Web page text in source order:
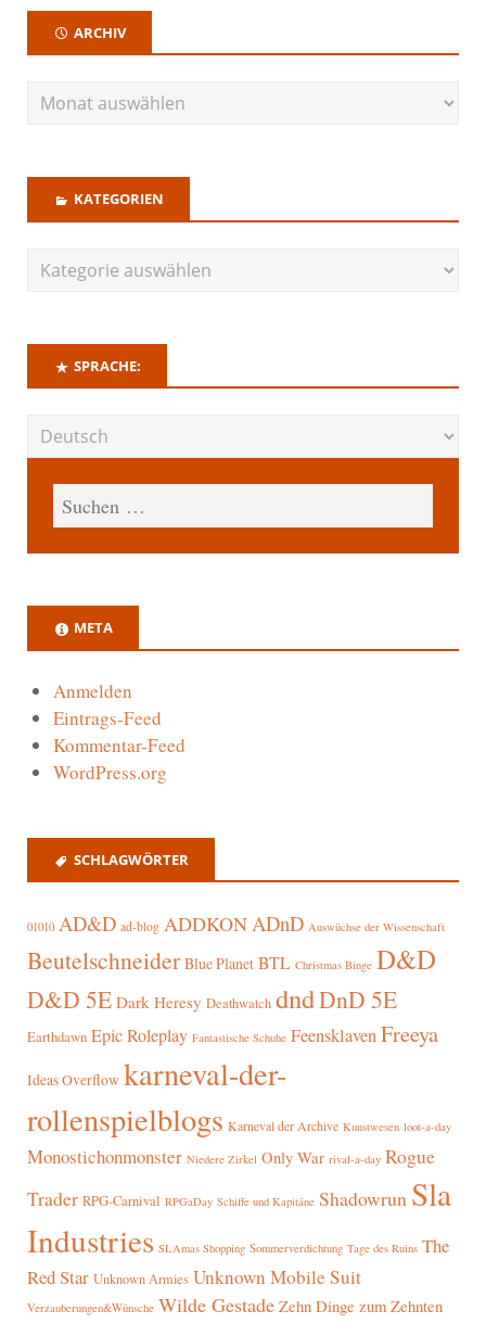
ARCHIV
KATEGORIEN
SPRACHE:
META
Anmelden
Eintrags-Feed
Kommentar-Feed
WordPress.org
SCHLAGWÖRTER
01010 AD&D ad-blog ADDKONADnD Auswüchse der Wissenschaft
Beutelschneider Blue Planet BTL Christmas Binge D&D
D&D 5E Dark Heresy Deathwatch dndDnD 5E
Earthdawn Epic Roleplay Fantastische Schuhe FeensklavenFreeya
Ideas Overflow karneval-der-
rollenspielblogs Karneval der Archive Kunstwesen loot-a-day
Monostichonmonster Niedere Zirkel Only War rival-a-day Rogue
Trader RPG-Carnival RPGaDay Schiffe und Kapitäne Shadowrun Sla
Industries SLAmas Shopping Sommerverdichtung Tage des Ruins The
Red Star Unknown Armies Unknown Mobile Suit
Verzauberungen&Wünsche Wilde Gestade Zehn Dinge zum Zehnten